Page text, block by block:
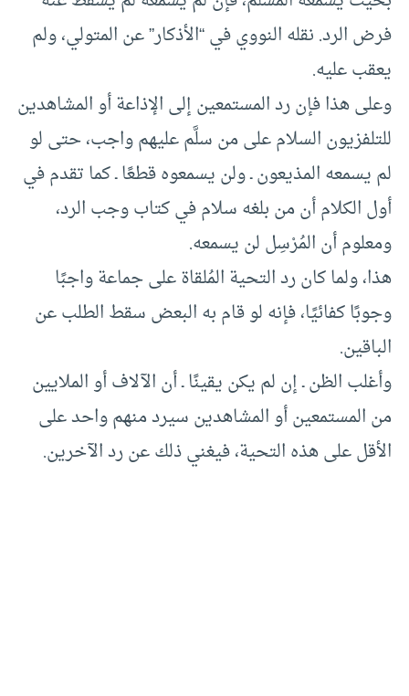
فرض الرد. نقله النووي في “الأذكار” عن المتولي، ولم
يعقب عليه.
وعلى هذا فإن رد المستمعين إلى الإذاعة أو المشاهدين
للتلفزيون السلام على من سلَّم عليهم واجب، حتى لو
لم يسمعه المذيعون ـ ولن يسمعوه قطعًا ـ كما تقدم في
أول الكلام أن من بلغه سلام في كتاب وجب الرد،
ومعلوم أن المُرْسِل لن يسمعه.
هذا، ولما كان رد التحية المُلقاة على جماعة واجبًا
وجوبًا كفائيًا، فإنه لو قام به البعض سقط الطلب عن
الباقين.
وأغلب الظن ـ إن لم يكن يقينًا ـ أن الآلاف أو الملايين
من المستمعين أو المشاهدين سيرد منهم واحد على
الأقل على هذه التحية، فيغني ذلك عن رد الآخرين.